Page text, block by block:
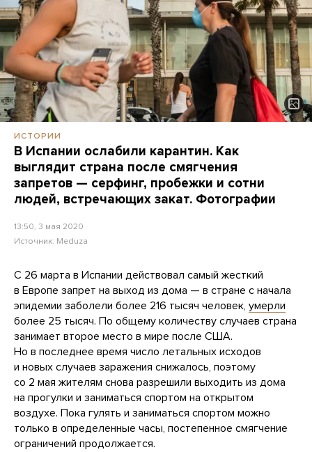
ИСТОРИИ
В Испании ослабили карантин. Как
выглядит страна после смягчения
запретов — серфинг, пробежки и сотни
людей, встречающих закат. Фотографии
13:50, 3 мая 2020
Источник: Meduza
С 26 марта в Испании действовал самый жесткий
в Европе запрет на выход из дома — в стране с начала
эпидемии заболели более 216 тысяч человек, умерли
более 25 тысяч. По общему количеству случаев страна
занимает второе место в мире после США.
Но в последнее время число летальных исходов
и новых случаев заражения снижалось, поэтому
со 2 мая жителям снова разрешили выходить из дома
на прогулки и заниматься спортом на открытом
воздухе. Пока гулять и заниматься спортом можно
только в определенные часы, постепенное смягчение
ограничений продолжается.